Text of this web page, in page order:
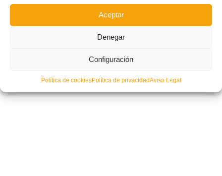
Aceptar
Denegar
Configuración
Política de cookiesPolítica de privacidadAviso Legal